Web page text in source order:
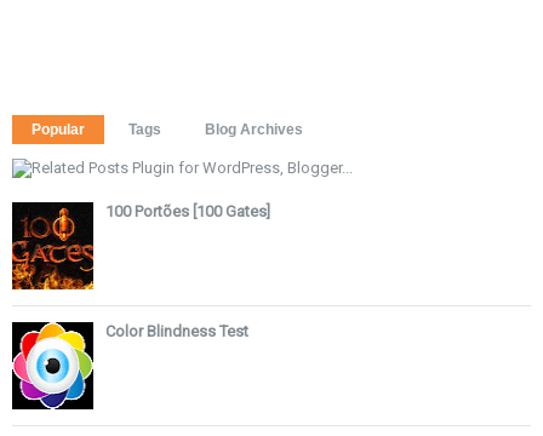
Popular Tags Blog Archives
100 Portões [100 Gates]
Color Blindness Test